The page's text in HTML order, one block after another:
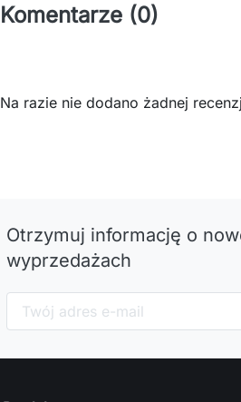
Komentarze (0)
Na razie nie dodano żadnej
Otrzymuj informację o
wyprzedażach